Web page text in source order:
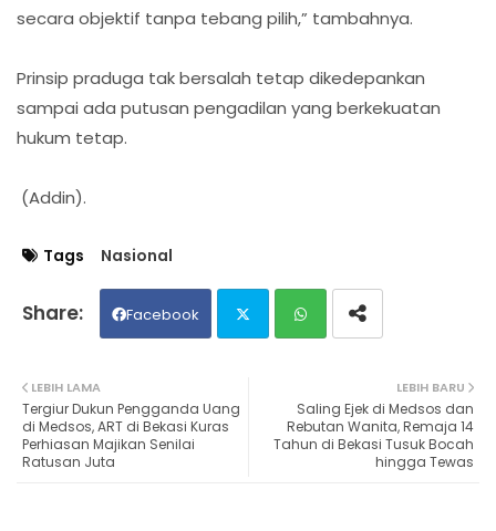
secara objektif tanpa tebang pilih,” tambahnya.
Prinsip praduga tak bersalah tetap dikedepankan
sampai ada putusan pengadilan yang berkekuatan
hukum tetap.
(Addin).
Tags Nasional
Facebook
ter ats
LEBIH BARU
Saling Ejek di Medsos dan
Rebutan Wanita, Remaja 14
Tahun di Bekasi Tusuk Bocah
hingga Tewas
LEBIH LAMA
Tergiur Dukun Pengganda Uang
di Medsos, ART di Bekasi Kuras
Perhiasan Majikan Senilai
Ratusan Juta